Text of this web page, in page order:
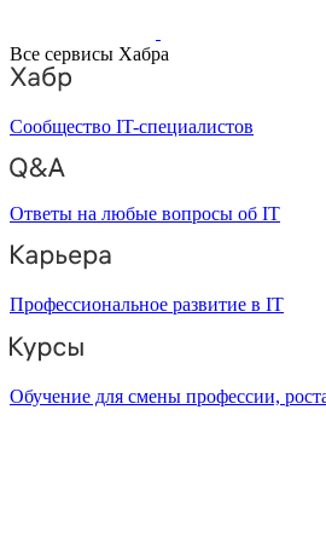
Все сервисы Хабра
Сообщество IT-специалистов
Ответы на любые вопросы об IT
Профессиональное развитие в IT
Обучение для смены профессии,